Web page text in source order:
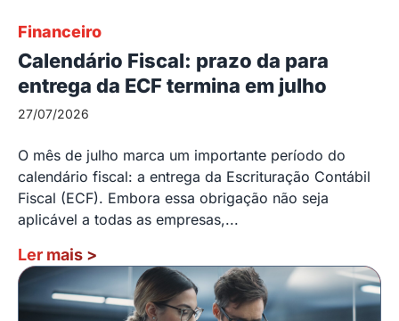
Financeiro
Calendário Fiscal: prazo da para
entrega da ECF termina em julho
27/07/2026
O mês de julho marca um importante período do
calendário fiscal: a entrega da Escrituração Contábil
Fiscal (ECF). Embora essa obrigação não seja
aplicável a todas as empresas,...
Ler mais >